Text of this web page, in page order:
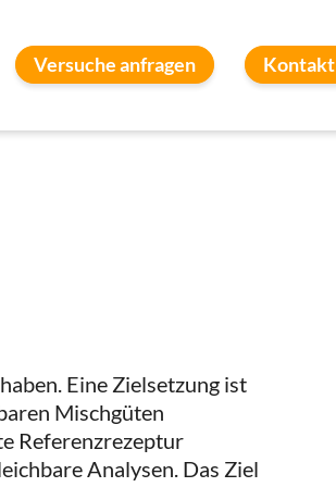
Versuche anfragen Kontakt
Eine Zielsetzung ist
Mischgüten
Referenzrezeptur
Analysen. Das Ziel